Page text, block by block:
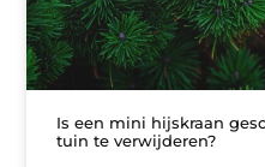
Is een mini hijskraan
tuin te verwijderen?